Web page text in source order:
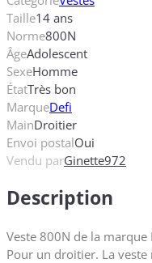
Taille14 ans
Norme800N
ÂgeAdolescent
SexeHomme
ÉtatTrès bon
MarqueDefi
MainDroitier
Envoi postalOui
Vendu parGinette972
Description
Veste 800N de la
Pour un droitier. La